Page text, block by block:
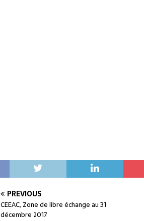
PREVIOUS
CEEAC, Zone de libre échange au 31
décembre 2017